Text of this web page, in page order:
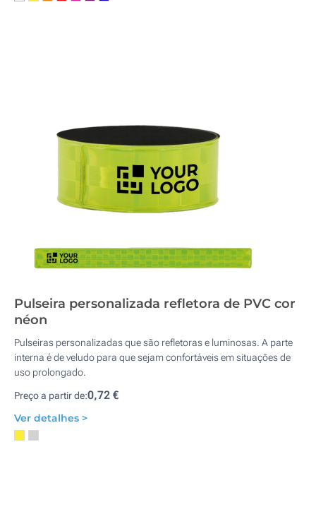
Pulseira personalizada refletora de PVC cor
néon
Pulseiras personalizadas que são refletoras e luminosas. A parte
interna é de veludo para que sejam confortáveis em situações de
uso prolongado.
Preço a partir de:0,72 €
Ver detalhes >